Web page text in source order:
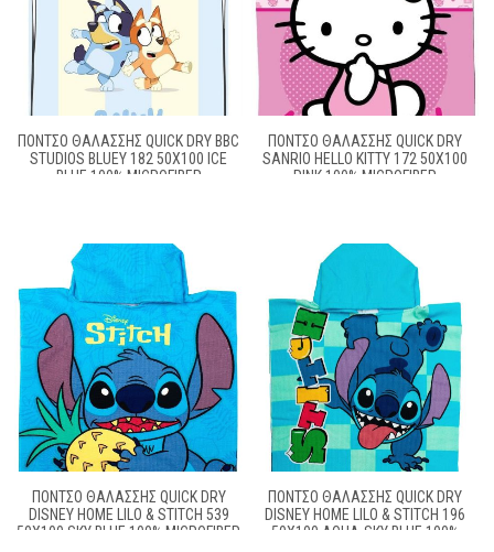
ΠΌΝΤΣΟ ΘΑΛΆΣΣΗΣ QUICK DRY BBC
STUDIOS BLUEY 182 50X100 ICE
BLUE 100% MICROFIBER
ΠΌΝΤΣΟ ΘΑΛΆΣΣΗΣ QUICK DRY
SANRIO HELLO KITTY 172 50X100
PINK 100% MICROFIBER
ΠΌΝΤΣΟ ΘΑΛΆΣΣΗΣ QUICK DRY
DISNEY HOME LILO & STITCH 539
50X100 SKY BLUE 100% MICROFIBER
ΠΌΝΤΣΟ ΘΑΛΆΣΣΗΣ QUICK DRY
DISNEY HOME LILO & STITCH 196
50X100 AQUA-SKY BLUE 100%